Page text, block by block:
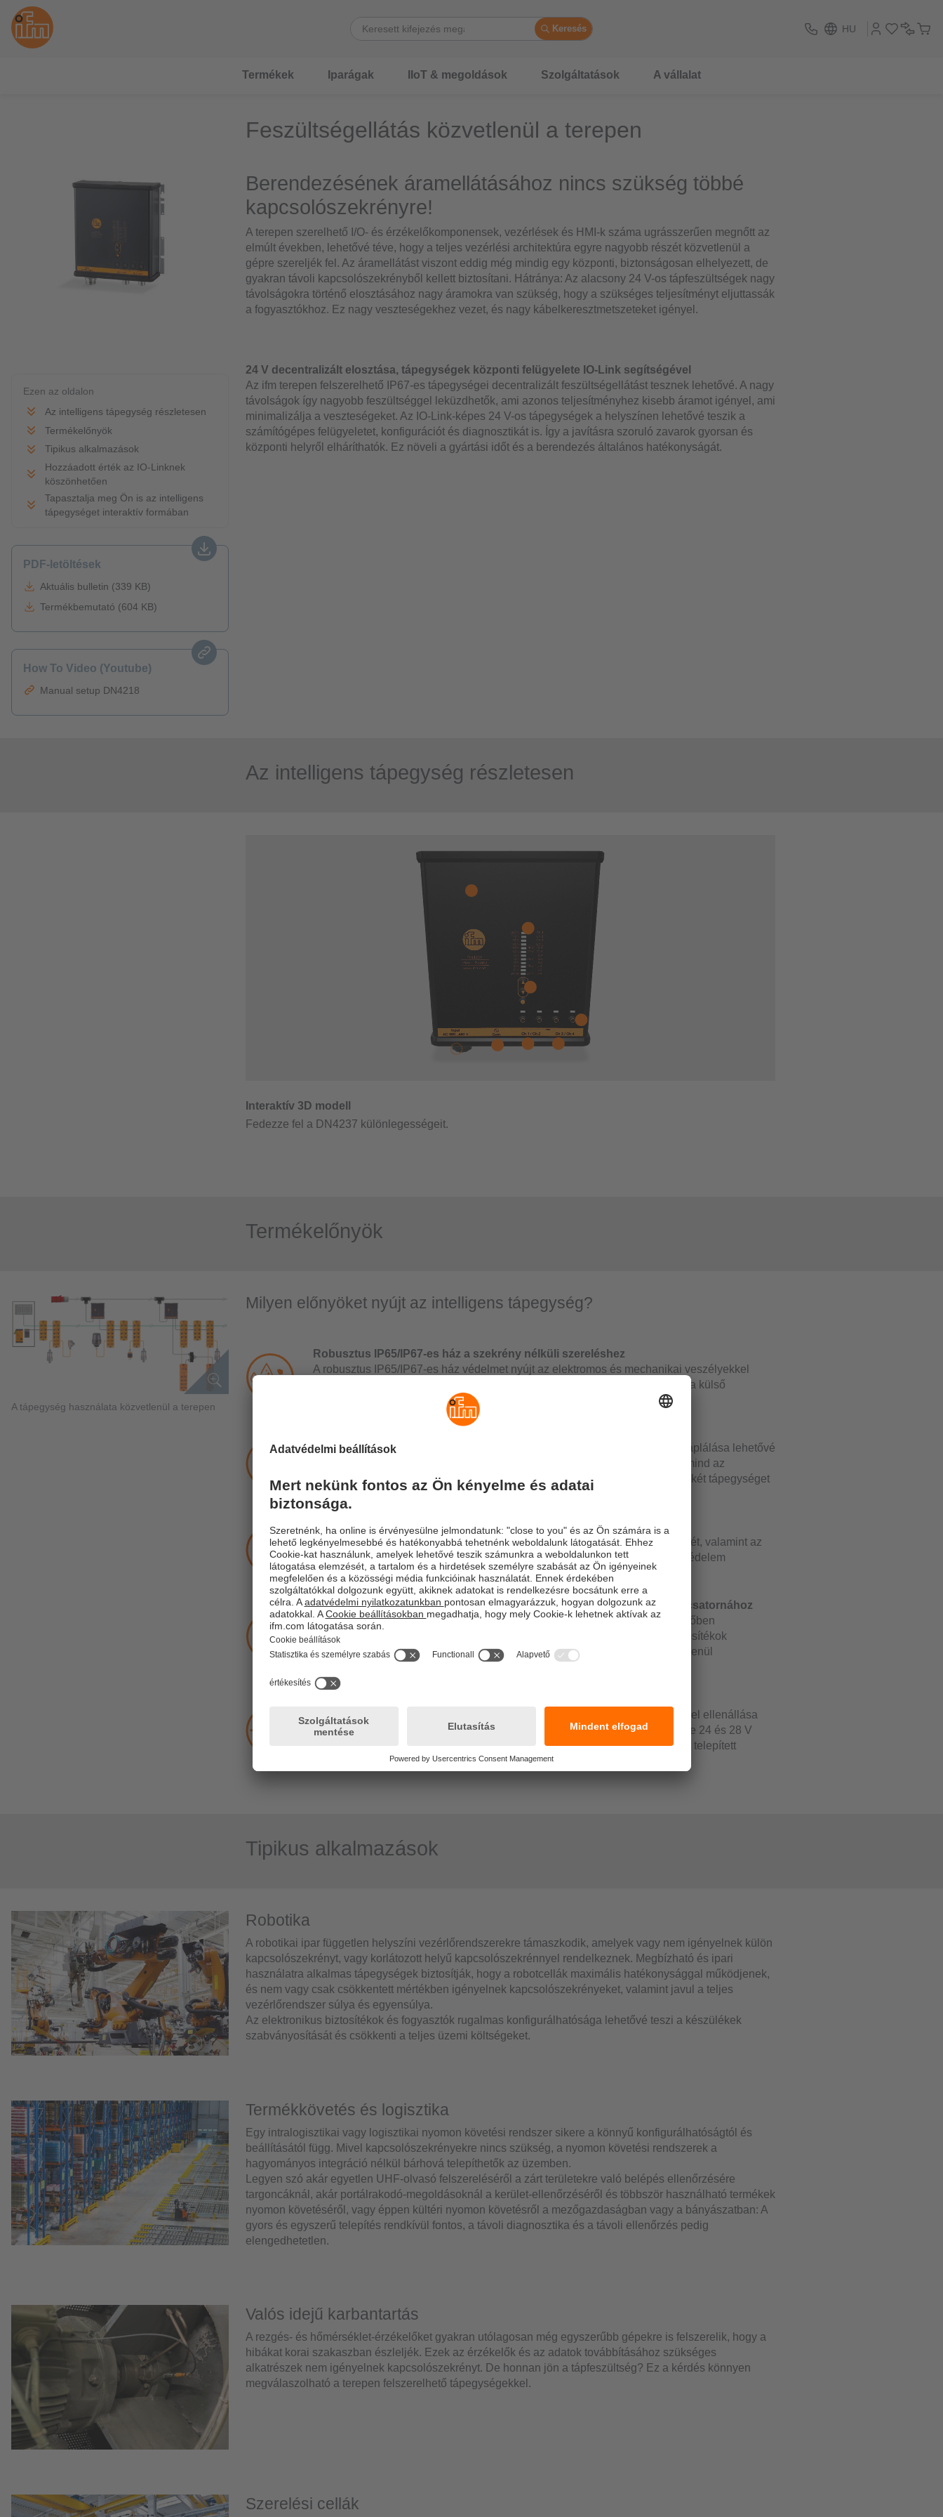
Keresés HU
Termékek Iparágak IIoT & megoldások Szolgáltatások A vállalat
Feszültségellátás közvetlenül a terepen
Ezen az oldalon
Az intelligens tápegység részletesen
Termékelőnyök
Tipikus alkalmazások
Hozzáadott érték az IO-Linknek
köszönhetően
Tapasztalja meg Ön is az intelligens
tápegységet interaktív formában
PDF-letöltések
Aktuális bulletin (339 KB)
Termékbemutató (604 KB)
How To Video (Youtube)
Manual setup DN4218
Berendezésének áramellátásához nincs szükség többé
kapcsolószekrényre!
A terepen szerelhető I/O- és érzékelőkomponensek, vezérlések és HMI-k száma ugrásszerűen megnőtt az
elmúlt években, lehetővé téve, hogy a teljes vezérlési architektúra egyre nagyobb részét közvetlenül a
gépre szereljék fel. Az áramellátást viszont eddig még mindig egy központi, biztonságosan elhelyezett, de
gyakran távoli kapcsolószekrényből kellett biztosítani. Hátránya: Az alacsony 24 V-os tápfeszültségek nagy
távolságokra történő elosztásához nagy áramokra van szükség, hogy a szükséges teljesítményt eljuttassák
a fogyasztókhoz. Ez nagy veszteségekhez vezet, és nagy kábelkeresztmetszeteket igényel.
24 V decentralizált elosztása, tápegységek központi felügyelete IO-Link segítségével
Az ifm terepen felszerelhető IP67-es tápegységei decentralizált feszültségellátást tesznek lehetővé. A nagy
távolságok így nagyobb feszültséggel leküzdhetők, ami azonos teljesítményhez kisebb áramot igényel, ami
minimalizálja a veszteségeket. Az IO-Link-képes 24 V-os tápegységek a helyszínen lehetővé teszik a
számítógépes felügyeletet, konfigurációt és diagnosztikát is. Így a javításra szoruló zavarok gyorsan és
központi helyről elháríthatók. Ez növeli a gyártási időt és a berendezés általános hatékonyságát.
Az intelligens tápegység részletesen
Termékelőnyök
A tápegység használata közvetlenül a terepen
Milyen előnyöket nyújt az intelligens tápegység?
Robusztus IP65/IP67-es ház a szekrény nélküli szereléshez
A robusztus IP65/IP67-es ház védelmet nyújt az elektromos és mechanikai veszélyekkel
szemben. Ezenkívül a beépített túlfeszültség-védelem szükségtelenné teszi a külső
Az érzékelők és működtetőegységek egyetlen kábelen keresztül történő betáplálása lehetővé
teszi az alacsonyabb veszteségű, külön biztosítékkal ellátott áramelosztást mind az
érzékelők (Us), mind a működtetőegységek (Ua) számára, vagy egyszerűen két tápegységet
oszthat meg egy T-elosztó segítségével.
Tápdiagnosztika és terheléskijelzés a készüléken
Egy 12 szegmensből álló LED-bárgráf mutatja a teljes rendszer áramfelvételét, valamint az
egyes csatornák áramfelvételét az egyes kimeneti áramkörökre konfigurált védelem
százalékában.
Konfigurálható feszültség és elektronikus biztosíték minden egyes tápcsatornához
A kimeneti áramkörök mindegyikéhez a beépített kimeneti biztosíték valós időben
konfigurálható, előriasztással és használati diagnosztikával. A beépített biztosítékok
megvédik rendszerét a túlterheléstől és a rövidzárlattól, és egymástól függetlenül
Annak érdekében, hogy elegendő feszültség érkezzen a kívánt helyre, a kábel ellenállása
figyelembe vehető a rendszer konfigurálásánál. A rendszer üzemi feszültsége 24 és 28 V
között állítható be a konfigurációs menüben. A feszültségesés kiszámítását a telepített
rendszerhez ajánlott elvégezni.
Tipikus alkalmazások
Robotika
A robotikai ipar független helyszíni vezérlőrendszerekre támaszkodik, amelyek vagy nem igényelnek külön
kapcsolószekrényt, vagy korlátozott helyű kapcsolószekrénnyel rendelkeznek. Megbízható és ipari
használatra alkalmas tápegységek biztosítják, hogy a robotcellák maximális hatékonysággal működjenek,
és nem vagy csak csökkentett mértékben igényelnek kapcsolószekrényeket, valamint javul a teljes
vezérlőrendszer súlya és egyensúlya.
Az elektronikus biztosítékok és fogyasztók rugalmas konfigurálhatósága lehetővé teszi a készülékek
szabványosítását és csökkenti a teljes üzemi költségeket.
Termékkövetés és logisztika
Egy intralogisztikai vagy logisztikai nyomon követési rendszer sikere a könnyű konfigurálhatóságtól és
beállításától függ. Mivel kapcsolószekrényekre nincs szükség, a nyomon követési rendszerek a
hagyományos integráció nélkül bárhová telepíthetők az üzemben.
Legyen szó akár egyetlen UHF-olvasó felszereléséről a zárt területekre való belépés ellenőrzésére
targoncáknál, akár portálrakodó-megoldásoknál a kerület-ellenőrzéséről és többször használható termékek
nyomon követéséről, vagy éppen kültéri nyomon követésről a mezőgazdaságban vagy a bányászatban: A
gyors és egyszerű telepítés rendkívül fontos, a távoli diagnosztika és a távoli ellenőrzés pedig
elengedhetetlen.
Valós idejű karbantartás
A rezgés- és hőmérséklet-érzékelőket gyakran utólagosan még egyszerűbb gépekre is felszerelik, hogy a
hibákat korai szakaszban észleljék. Ezek az érzékelők és az adatok továbbításához szükséges
alkatrészek nem igényelnek kapcsolószekrényt. De honnan jön a tápfeszültség? Ez a kérdés könnyen
megválaszolható a terepen felszerelhető tápegységekkel.
Szerelési cellák